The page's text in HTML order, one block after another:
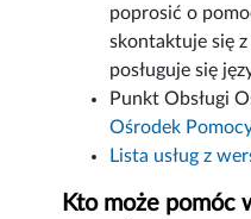
poprosić o
skontaktuje się
posługuje się
Punkt Obsługi
Ośrodek
Lista usług z
Kto może pomóc